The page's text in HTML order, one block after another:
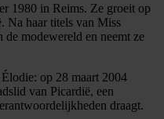
1980 in Reims. Ze groeit op
Na haar titels van Miss
modewereld en neemt ze
op 28 maart 2004
van Picardië, een
draagt.